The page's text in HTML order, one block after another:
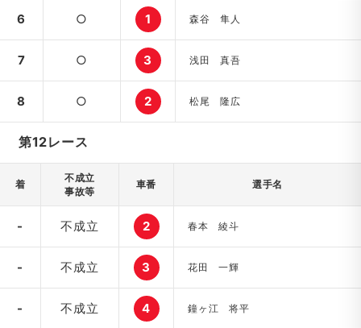
6 ○ 1 森谷 隼人
7 ○ 3 浅田 真吾
8 ○ 2 松尾 隆広
第12レース
着
不成立
事故等
車番 選手名
- 不成立 2 春本 綾斗
- 不成立 3 花田 一輝
- 不成立 4 鐘ヶ江 将平